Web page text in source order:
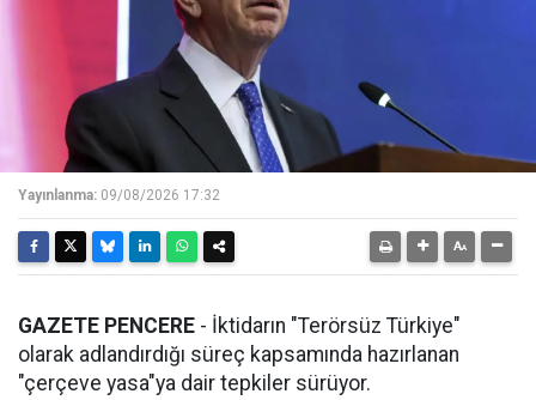
Yayınlanma: 09/08/2026 17:32
GAZETE PENCERE - İktidarın "Terörsüz Türkiye"
olarak adlandırdığı süreç kapsamında hazırlanan
"çerçeve yasa"ya dair tepkiler sürüyor.